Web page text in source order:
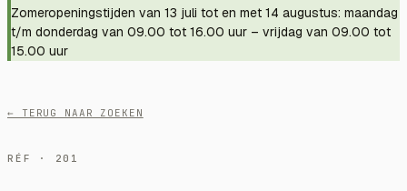
Zomeropeningstijden van 13 juli tot en met 14 augustus: maandag
t/m donderdag van 09.00 tot 16.00 uur – vrijdag van 09.00 tot
15.00 uur
← TERUG NAAR ZOEKEN
RÉF · 201